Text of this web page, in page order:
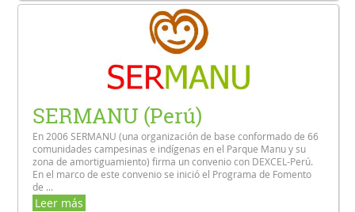
SERMANU (Perú)
En 2006 SERMANU (una organización de base conformado de 66
comunidades campesinas e indígenas en el Parque Manu y su
zona de amortiguamiento) firma un convenio con DEXCEL-Perú.
En el marco de este convenio se inició el Programa de Fomento
de ...
Leer más